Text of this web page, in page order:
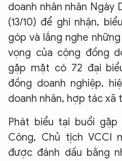
doanh nhân nhân Ngày
(13/10) để ghi nhận,
góp và lắng nghe
vọng của cộng đồng
gặp mặt có 72 đại
đồng doanh nghiệp,
doanh nhân, hợp tác xã
Phát biểu tại buổi gặp
Công, Chủ tịch VCCI
được đánh dấu bằng